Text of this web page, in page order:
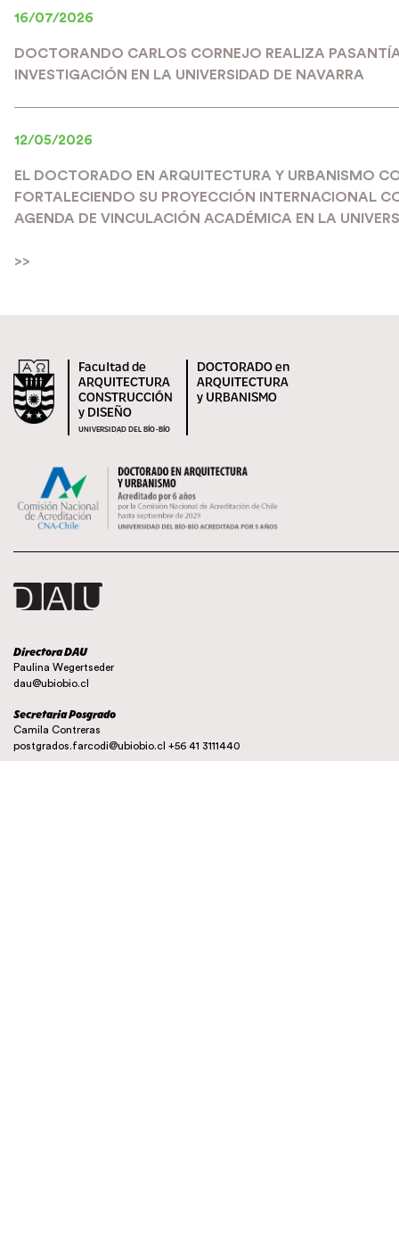
16/07/2026
DOCTORANDO CARLOS CORNEJO REALIZA
INVESTIGACIÓN EN LA UNIVERSIDAD DE NAVARRA
12/05/2026
EL DOCTORADO EN ARQUITECTURA Y URBANISMO
FORTALECIENDO SU PROYECCIÓN INTERNACIONAL
AGENDA DE VINCULACIÓN ACADÉMICA EN LA
>>
Facultad de
ARQUITECTURA
CONSTRUCCIÓN
y DISEÑO
UNIVERSIDAD DEL BÍO-BÍO
DOCTORADO en
ARQUITECTURA
y URBANISMO
Directora DAU
Paulina Wegertseder
dau@ubiobio.cl
Secretaria Posgrado
Camila Contreras
postgrados.farcodi@ubiobio.cl +56 41 3111440